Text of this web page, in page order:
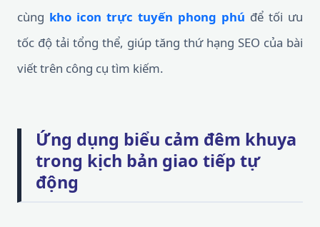
cùng kho icon trực tuyến phong phú để tối ưu
tốc độ tải tổng thể, giúp tăng thứ hạng SEO của bài
viết trên công cụ tìm kiếm.
Ứng dụng biểu cảm đêm khuya
trong kịch bản giao tiếp tự
động